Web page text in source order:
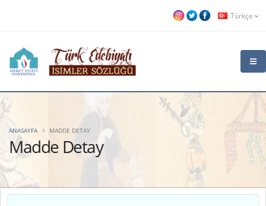
Türkçe
Madde Detay
ANASAYFA MADDE DETAY